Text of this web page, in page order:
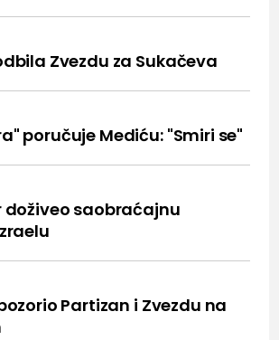
Zvezdu za Sukačeva
poručuje Mediću: "Smiri se"
doživeo saobraćajnu
Partizan i Zvezdu na